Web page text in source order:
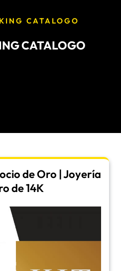
CATALOGO
CATALOGO
de Oro | Joyería
de 14K